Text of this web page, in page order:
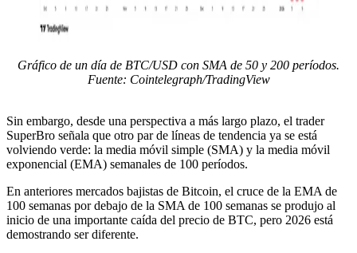
Gráfico de un día de BTC/USD con SMA de 50 y 200 períodos.
Fuente: Cointelegraph/TradingView
Sin embargo, desde una perspectiva a más largo plazo, el trader
SuperBro señala que otro par de líneas de tendencia ya se está
volviendo verde: la media móvil simple (SMA) y la media móvil
exponencial (EMA) semanales de 100 períodos.
En anteriores mercados bajistas de Bitcoin, el cruce de la EMA de
100 semanas por debajo de la SMA de 100 semanas se produjo al
inicio de una importante caída del precio de BTC, pero 2026 está
demostrando ser diferente.